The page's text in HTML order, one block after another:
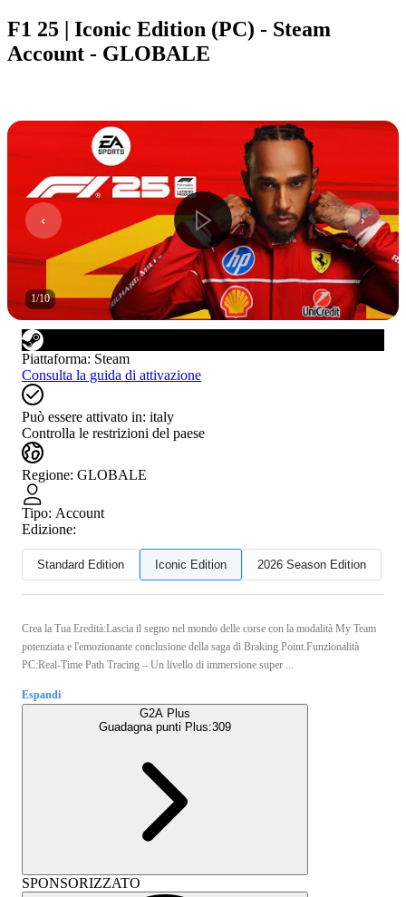
F1 25 | Iconic Edition (PC) - Steam
Account - GLOBALE
1/10
Piattaforma: Steam
Consulta la guida di attivazione
Può essere attivato in: italy
Controlla le restrizioni del paese
Regione: GLOBALE
Tipo: Account
Edizione:
Standard Edition Iconic Edition 2026 Season Edition
Crea la Tua Eredità:Lascia il segno nel mondo delle corse con la modalità My Team
potenziata e l'emozionante conclusione della saga di Braking Point.Funzionalità
PC:Real-Time Path Tracing – Un livello di immersione super ...
Espandi
G2A Plus
Guadagna punti Plus:309
SPONSORIZZATO